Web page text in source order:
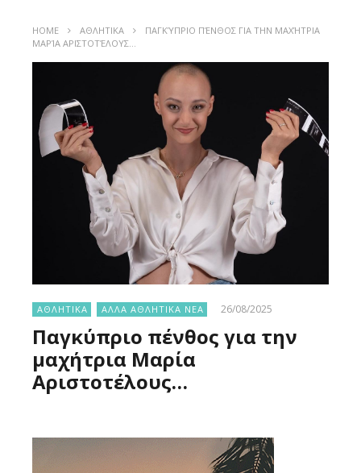
HOME ΑΘΛΗΤΙΚΑ
ΠΑΓΚΎΠΡΙΟ ΠΈΝΘΟΣ ΓΙΑ ΤΗΝ ΜΑΧΉΤΡΙΑ
ΜΑΡΊΑ ΑΡΙΣΤΟΤΈΛΟΥΣ…
ΑΘΛΗΤΙΚΑ ΑΛΛΑ ΑΘΛΗΤΙΚΑ ΝΕΑ 26/08/2025
Παγκύπριο πένθος για την
μαχήτρια Μαρία
Αριστοτέλους…